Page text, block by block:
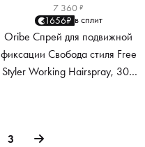
7 360 ₽
1656₽ в сплит
Oribe Спрей для подвижной
фиксации Свобода стиля Free
Styler Working Hairspray, 300
3